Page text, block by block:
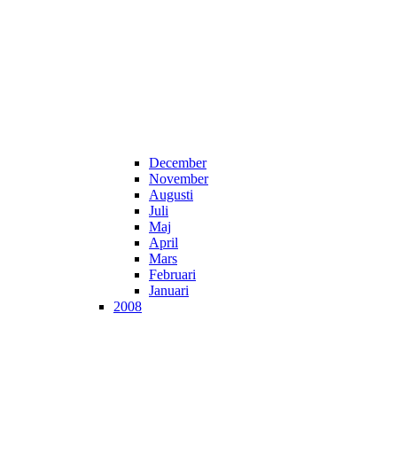
December
November
Augusti
Juli
Maj
April
Mars
Februari
Januari
2008